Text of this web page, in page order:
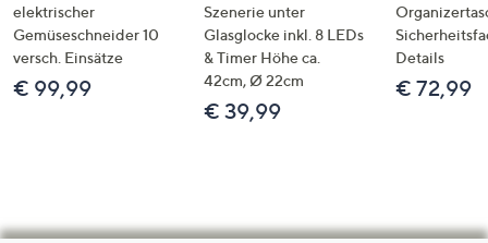
elektrischer
Gemüseschneider 10
versch. Einsätze
€ 99,99
Szenerie unter
Glasglocke inkl. 8 LEDs
& Timer Höhe ca.
42cm, Ø 22cm
€ 39,99
Details
€ 72,99